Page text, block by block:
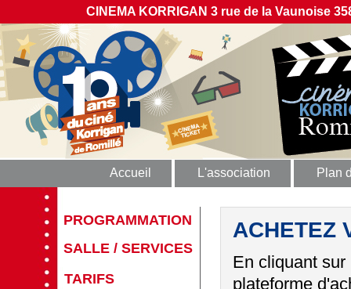
CINEMA KORRIGAN 3 rue de la Vaunoise
Accueil L'association Plan
PROGRAMMATION
SALLE / SERVICES
TARIFS
ACHETEZ
En cliquant
plateforme